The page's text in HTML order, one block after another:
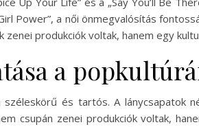
Power”, a női önmegvalósítás
zenei produkciók voltak, hanem egy
a
széleskörű és tartós. A lánycsapatok
csupán zenei produkciók voltak,